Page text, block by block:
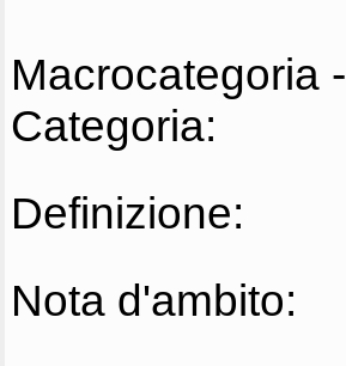
Macrocategoria -
Categoria:
Definizione:
Nota d'ambito: